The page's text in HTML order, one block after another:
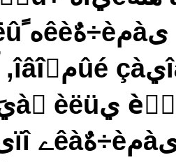
ؤهéٌٍâهييûه ىàمè÷هٌêèه ًèٍَàëû,
جîùيهéّèé ë‏لîâيûé çàمîâîً, آîçâًàٍ
ë‏لèىûُ, ذèٍَàëû يà ٌèëüيَ‏ ë‏لîâü,
فêًٌٍهييàے ىàمè÷هٌêàے ïîىîùü ïًè